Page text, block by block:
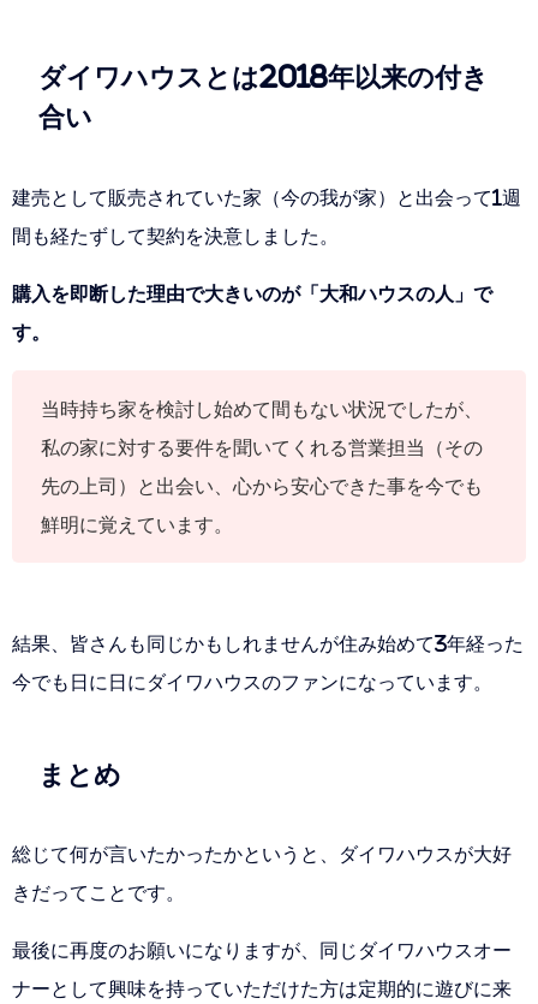
ダイワハウスとは2018年以来の付き
合い
建売として販売されていた家（今の我が家）と出会って1週
間も経たずして契約を決意しました。
購入を即断した理由で大きいのが「大和ハウスの人」で
す。
当時持ち家を検討し始めて間もない状況でしたが、
私の家に対する要件を聞いてくれる営業担当（その
先の上司）と出会い、心から安心できた事を今でも
鮮明に覚えています。
結果、皆さんも同じかもしれませんが住み始めて3年経った
今でも日に日にダイワハウスのファンになっています。
まとめ
総じて何が言いたかったかというと、ダイワハウスが大好
きだってことです。
最後に再度のお願いになりますが、同じダイワハウスオー
ナーとして興味を持っていただけた方は定期的に遊びに来